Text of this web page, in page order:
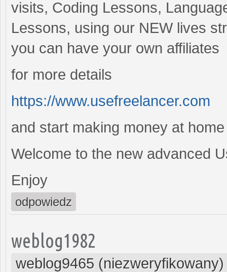
visits, Coding Lessons,
Lessons, using our NEW lives
you can have your own affiliates
for more details
https://www.usefreelancer.com
and start making money at home
Welcome to the new advanced
Enjoy
odpowiedz
weblog1982
weblog9465 (niezweryfikowany)